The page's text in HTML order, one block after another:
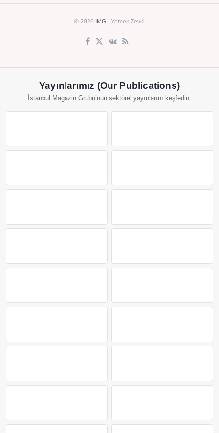
© 2026 IMG - Yemek Zevki
Yayınlarımız (Our Publications)
İstanbul Magazin Grubu’nun sektörel yayınlarını keşfedin.